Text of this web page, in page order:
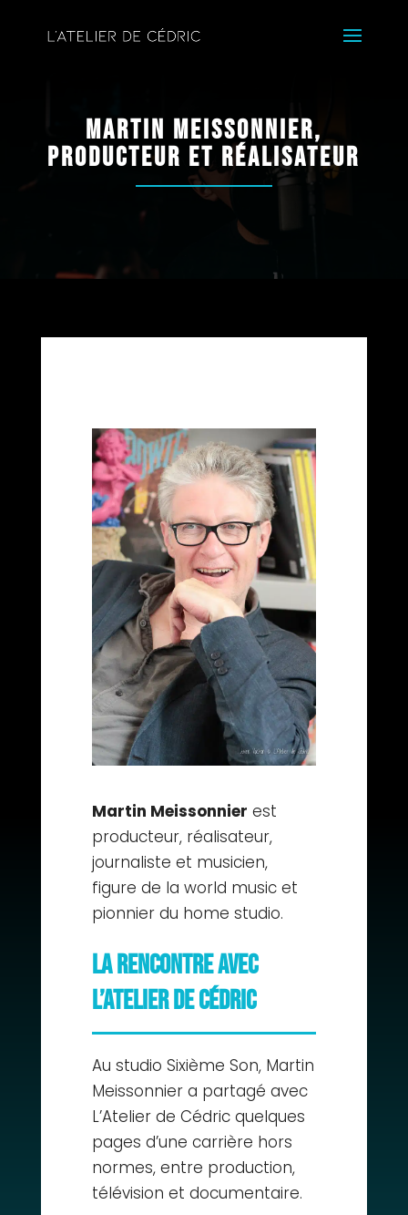
Martin Meissonnier,
producteur et réalisateur
Martin Meissonnier est
producteur, réalisateur,
journaliste et musicien,
figure de la world music et
pionnier du home studio.
La rencontre avec
L’Atelier de Cédric
Au studio Sixième Son, Martin
Meissonnier a partagé avec
L’Atelier de Cédric quelques
pages d’une carrière hors
normes, entre production,
télévision et documentaire.